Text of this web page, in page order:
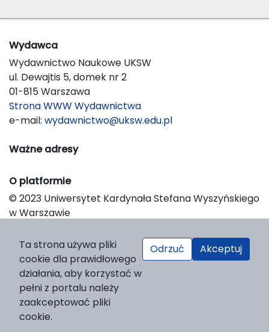
Wydawca
Wydawnictwo Naukowe UKSW
ul. Dewajtis 5, domek nr 2
01-815 Warszawa
Strona WWW Wydawnictwa
e-mail: wydawnictwo@uksw.edu.pl
Ważne adresy
O platformie
© 2023 Uniwersytet Kardynała Stefana Wyszyńskiego
w Warszawie
Platform & Workflow by OJS/PKP
Ta strona używa pliki
cookie dla prawidłowego
działania, aby korzystać w
pełni z portalu należy
zaakceptować pliki
cookie.
Odrzuć Akceptuj